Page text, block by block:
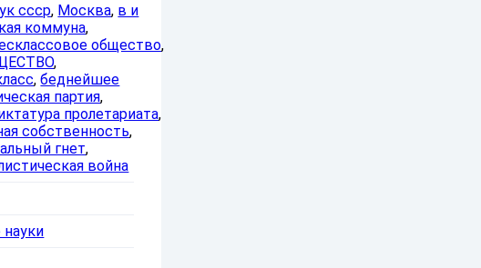
ссср, Москва, в и
коммуна,
общество,
,
,беднейшее
партия,
пролетариата,
собственность,
гнет,
война